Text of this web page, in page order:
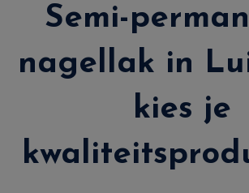
Semi-
nagellak in
kies je